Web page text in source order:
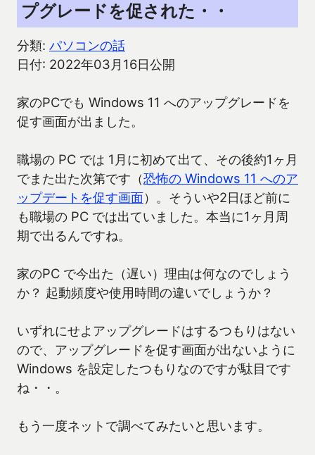
プグレードを促された・・
分類: パソコンの話
日付: 2022年03月16日公開
家のPCでも Windows 11 へのアップグレードを
促す画面が出ました。
職場の PC では 1月に初めて出て、その後約1ヶ月
でまた出た次第です（恐怖の Windows 11 へのア
ップデートを促す画面）。そういや2日ほど前に
も職場の PC では出ていました。本当に1ヶ月周
期で出るんですね。
家のPC で今出た（遅い）理由は何なのでしょう
か？ 起動頻度や使用時間の違いでしょうか？
いずれにせよアップグレードはするつもりはない
ので、アップグレードを促す画面が出ないように
Windows を設定したつもりなのですが駄目です
ね・・。
もう一度ネットで調べてみたいと思います。